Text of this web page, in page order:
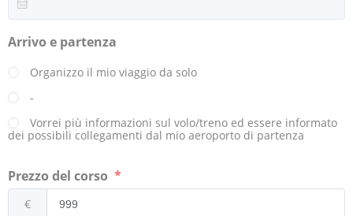
Arrivo e partenza
Organizzo il mio viaggio da solo
-
Vorrei più informazioni sul volo/treno ed essere informato
dei possibili collegamenti dal mio aeroporto di partenza
Prezzo del corso
€